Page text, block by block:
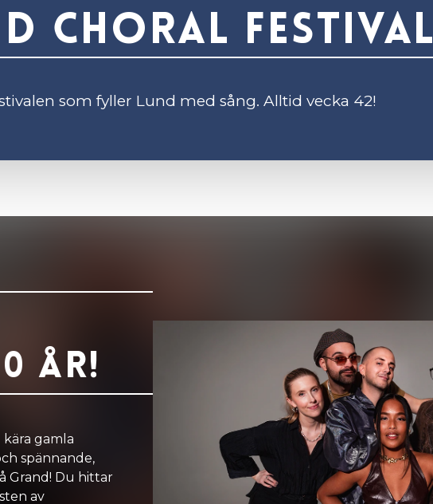
Choral Festival
som fyller Lund med sång. Alltid vecka 42!
år!
gamla
spännande,
Grand! Du hittar
av